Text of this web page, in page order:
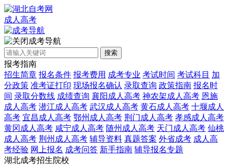
成人高考
成考导航
搜索
报考指南
招生简章 报名条件 报考费用 成考专业 考试时间 考试科目 加
分政策 准考证打印 现场报名确认 录取查询 政策指南 报名时
间 录取分数线 成绩查询 襄阳成人高考 神农架成人高考 恩施
成人高考 潜江成人高考 武汉成人高考 黄石成人高考 十堰成人
高考 宜昌成人高考 鄂州成人高考 荆门成人高考 孝感成人高考
黄冈成人高考 咸宁成人高考 随州成人高考 天门成人高考 仙桃
成人高考 荆州成人高考 辅导资料 真题答案 外省成考 成人高
考经验 网上报名 成考问答 新手指南 辅导报名专题
湖北成考招生院校